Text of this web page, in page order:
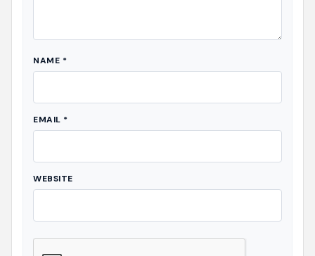
NAME *
EMAIL *
WEBSITE